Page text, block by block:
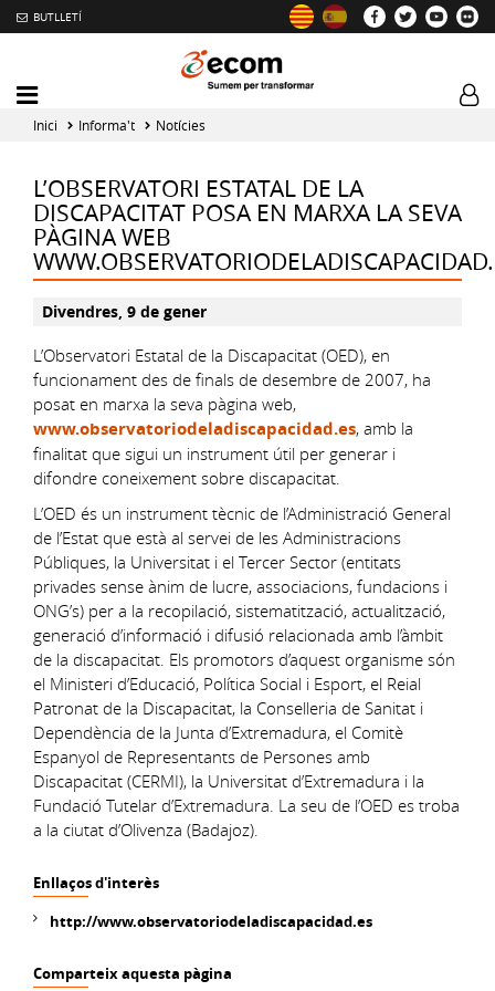
BUTLLETÍ
Mobile
menu
toggler
Inici Informa't Notícies
L’OBSERVATORI ESTATAL DE LA
DISCAPACITAT POSA EN MARXA LA SEVA
PÀGINA WEB
Divendres, 9 de gener
L’Observatori Estatal de la Discapacitat (OED), en
funcionament des de finals de desembre de 2007, ha
posat en marxa la seva pàgina web,
www.observatoriodeladiscapacidad.es, amb la
finalitat que sigui un instrument útil per generar i
difondre coneixement sobre discapacitat.
L’OED és un instrument tècnic de l’Administració General
de l’Estat que està al servei de les Administracions
Públiques, la Universitat i el Tercer Sector (entitats
privades sense ànim de lucre, associacions, fundacions i
ONG’s) per a la recopilació, sistematització, actualització,
generació d’informació i difusió relacionada amb l’àmbit
de la discapacitat. Els promotors d’aquest organisme són
el Ministeri d’Educació, Política Social i Esport, el Reial
Patronat de la Discapacitat, la Conselleria de Sanitat i
Dependència de la Junta d’Extremadura, el Comitè
Espanyol de Representants de Persones amb
Discapacitat (CERMI), la Universitat d’Extremadura i la
Fundació Tutelar d’Extremadura. La seu de l’OED es troba
a la ciutat d’Olivenza (Badajoz).
Enllaços d'interès
http://www.observatoriodeladiscapacidad.es
Comparteix aquesta pàgina